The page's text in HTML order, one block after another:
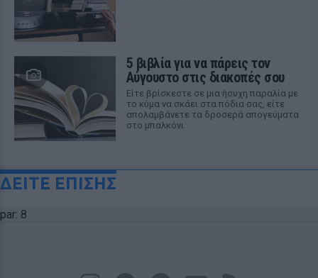
5 βιβλία για να πάρεις τον
Αύγουστο στις διακοπές σου
Είτε βρίσκεστε σε μια ήσυχη παραλία με
το κύμα να σκάει στα πόδια σας, είτε
απολαμβάνετε τα δροσερά απογεύματα
στο μπαλκόνι
ΔΕΙΤΕ ΕΠΙΣΗΣ
par: 8